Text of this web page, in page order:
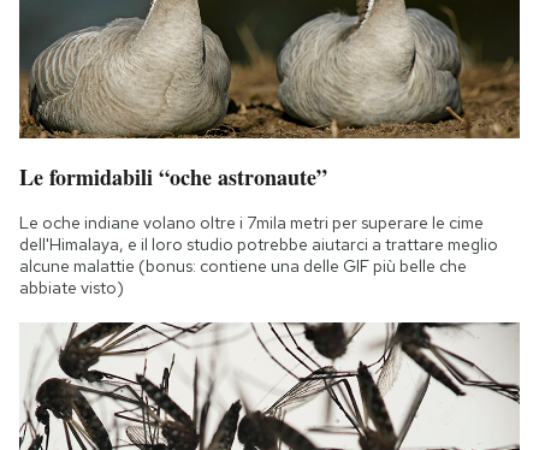
Le formidabili “oche astronaute”
Le oche indiane volano oltre i 7mila metri per superare le cime
dell'Himalaya, e il loro studio potrebbe aiutarci a trattare meglio
alcune malattie (bonus: contiene una delle GIF più belle che
abbiate visto)